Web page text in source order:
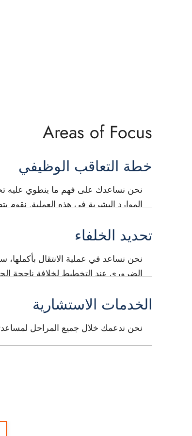
Areas of Focus
خطة التعاقب الوظيفي
نحن نساعدك على فهم ما ينطوي عليه
الموارد البشرية في هذه العملية.
تحديد الخلفاء
نحن نساعد في عملية الانتقال
الضروري عند التخطيط لخلافة ناجحة
الخدمات الاستشارية
نحن ندعمك خلال جميع المراحل